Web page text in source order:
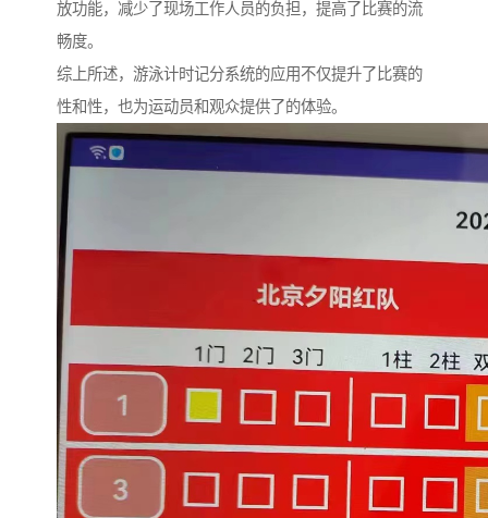
放功能，减少了现场工作人员的负担，提高了比赛的流
畅度。
综上所述，游泳计时记分系统的应用不仅提升了比赛的
性和性，也为运动员和观众提供了的体验。